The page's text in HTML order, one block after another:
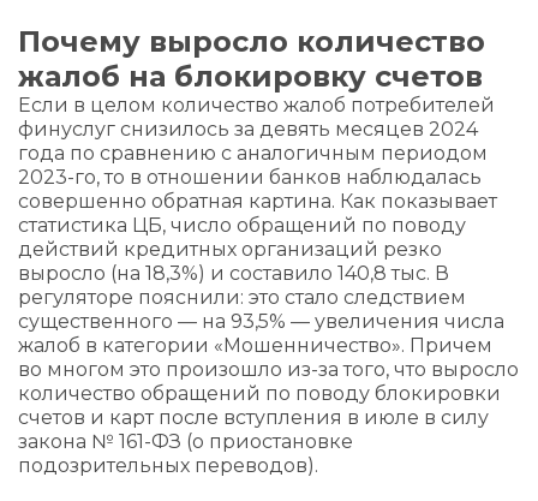
Почему выросло количество
жалоб на блокировку счетов
Если в целом количество жалоб потребителей
финуслуг снизилось за девять месяцев 2024
года по сравнению с аналогичным периодом
2023-го, то в отношении банков наблюдалась
совершенно обратная картина. Как показывает
статистика ЦБ, число обращений по поводу
действий кредитных организаций резко
выросло (на 18,3%) и составило 140,8 тыс. В
регуляторе пояснили: это стало следствием
существенного — на 93,5% — увеличения числа
жалоб в категории «Мошенничество». Причем
во многом это произошло из-за того, что выросло
количество обращений по поводу блокировки
счетов и карт после вступления в июле в силу
закона № 161-ФЗ (о приостановке
подозрительных переводов).